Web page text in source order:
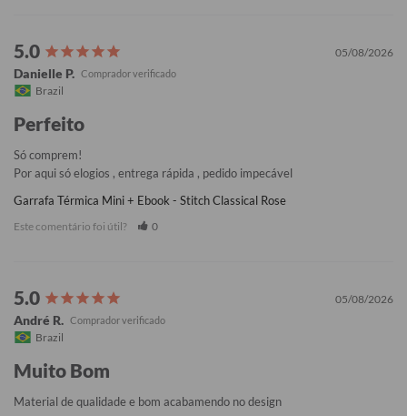
05/08/2026
Danielle P.
Brazil
Perfeito
Só comprem!
Por aqui só elogios , entrega rápida , pedido impecável
Garrafa Térmica Mini + Ebook - Stitch Classical Rose
Este comentário foi útil? 0
05/08/2026
André R.
Brazil
Muito Bom
Material de qualidade e bom acabamendo no design